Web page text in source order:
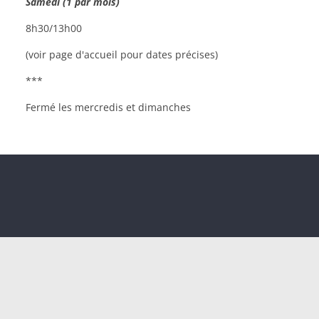
8h30/13h00
(voir page d'accueil pour dates précises)
***
Fermé les mercredis et dimanches